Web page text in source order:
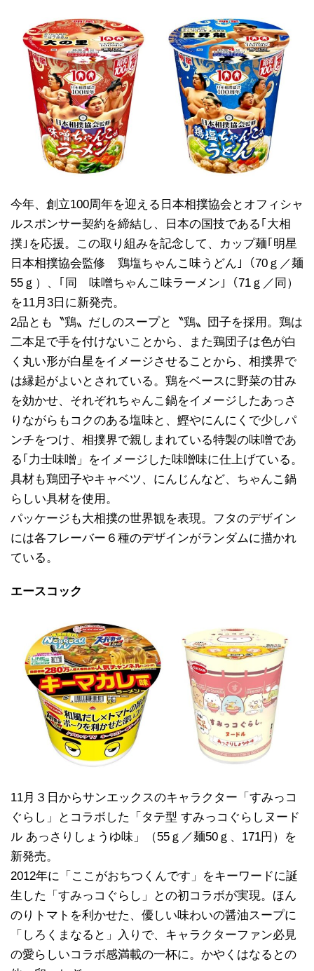
今年、創立100周年を迎える日本相撲協会とオフィシャ
ルスポンサー契約を締結し、日本の国技である｢大相
撲｣を応援。この取り組みを記念して、カップ麺｢明星
日本相撲協会監修 鶏塩ちゃんこ味うどん｣（70ｇ／麺
55ｇ）、｢同 味噌ちゃんこ味ラーメン｣（71ｇ／同）
を11月3日に新発売。
2品とも〝鶏〟だしのスープと〝鶏〟団子を採用。鶏は
二本足で手を付けないことから、また鶏団子は色が白
く丸い形が白星をイメージさせることから、相撲界で
は縁起がよいとされている。鶏をベースに野菜の甘み
を効かせ、それぞれちゃんこ鍋をイメージしたあっさ
りながらもコクのある塩味と、鰹やにんにくで少しパ
ンチをつけ、相撲界で親しまれている特製の味噌であ
る｢力士味噌」をイメージした味噌味に仕上げている。
具材も鶏団子やキャベツ、にんじんなど、ちゃんこ鍋
らしい具材を使用。
パッケージも大相撲の世界観を表現。フタのデザイン
には各フレーバー６種のデザインがランダムに描かれ
ている。
エースコック
11月３日からサンエックスのキャラクター「すみっコ
ぐらし」とコラボした「タテ型 すみっコぐらしヌード
ル あっさりしょうゆ味」（55ｇ／麺50ｇ、171円）を
新発売。
2012年に「ここがおちつくんです」をキーワードに誕
生した「すみっコぐらし」との初コラボが実現。ほん
のりトマトを利かせた、優しい味わいの醤油スープに
「しろくまなると」入りで、キャラクターファン必見
の愛らしいコラボ感満載の一杯に。かやくはなるとの